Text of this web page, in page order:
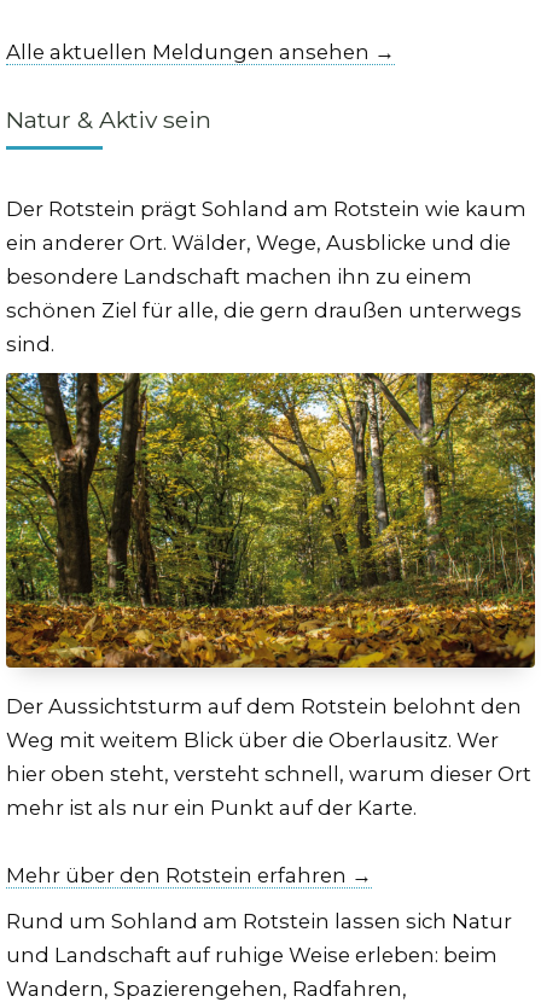
Alle aktuellen Meldungen ansehen →
Natur & Aktiv sein
Der Rotstein prägt Sohland am Rotstein wie kaum
ein anderer Ort. Wälder, Wege, Ausblicke und die
besondere Landschaft machen ihn zu einem
schönen Ziel für alle, die gern draußen unterwegs
sind.
Der Aussichtsturm auf dem Rotstein belohnt den
Weg mit weitem Blick über die Oberlausitz. Wer
hier oben steht, versteht schnell, warum dieser Ort
mehr ist als nur ein Punkt auf der Karte.
Mehr über den Rotstein erfahren →
Rund um Sohland am Rotstein lassen sich Natur
und Landschaft auf ruhige Weise erleben: beim
Wandern, Spazierengehen, Radfahren,